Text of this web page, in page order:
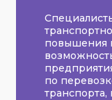
повышения
по